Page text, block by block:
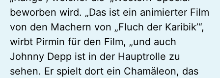
beworben wird. „Das ist ein animierter Film
von den Machern von „Fluch der Karibik’“,
wirbt Pirmin für den Film, „und auch
Johnny Depp ist in der Hauptrolle zu
sehen. Er spielt dort ein Chamäleon, das